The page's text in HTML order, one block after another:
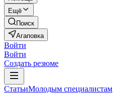
Ещё
Поиск
Агаповка
Войти
Войти
Создать резюме
СтатьиМолодым специалистам